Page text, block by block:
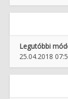
Legutóbbi
25.04.2018